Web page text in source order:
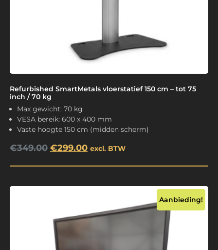
Refurbished SmartMetals vloerstatief 150 cm – tot 75
inch / 70 kg
Max gewicht: 70 kg
VESA bereik: 600 x 400 mm
Vaste hoogte 150 cm (midden scherm)
€349.00 €299.00 excl. BTW
Aanbieding!